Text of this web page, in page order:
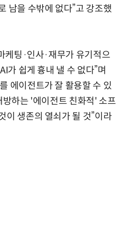
남을 수밖에 없다”고 강조했
케팅·인사·재무가 유기적으
가 쉽게 흉내 낼 수 없다”며
에이전트가 잘 활용할 수 있
하는 '에이전트 친화적' 소프
이 생존의 열쇠가 될 것”이라